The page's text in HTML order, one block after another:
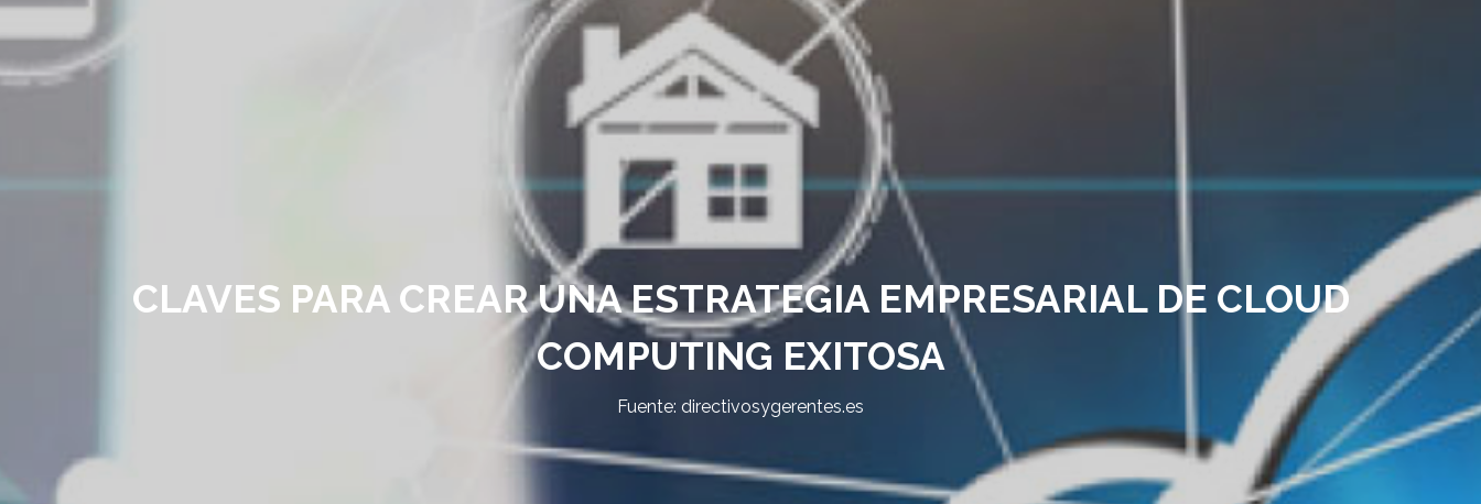
CLAVES PARA CREAR UNA ESTRATEGIA EMPRESARIAL DE CLOUD
COMPUTING EXITOSA
Fuente: directivosygerentes.es